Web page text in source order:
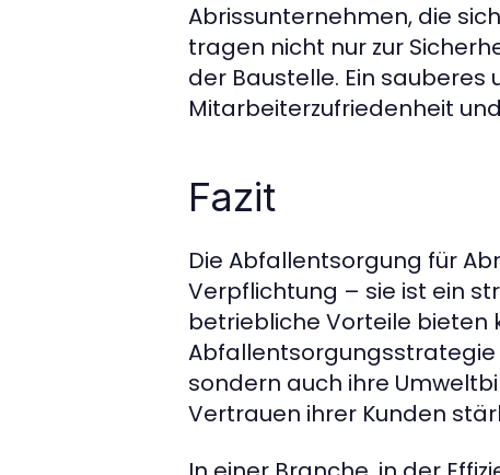
Abrissunternehmen, die
tragen nicht nur zur
der Baustelle. Ein
Mitarbeiterzufriedenheit
Fazit
Die Abfallentsorgung für
Verpflichtung – sie ist ein
betriebliche Vorteile bieten
Abfallentsorgungsstrategie
sondern auch ihre
Vertrauen ihrer Kunden